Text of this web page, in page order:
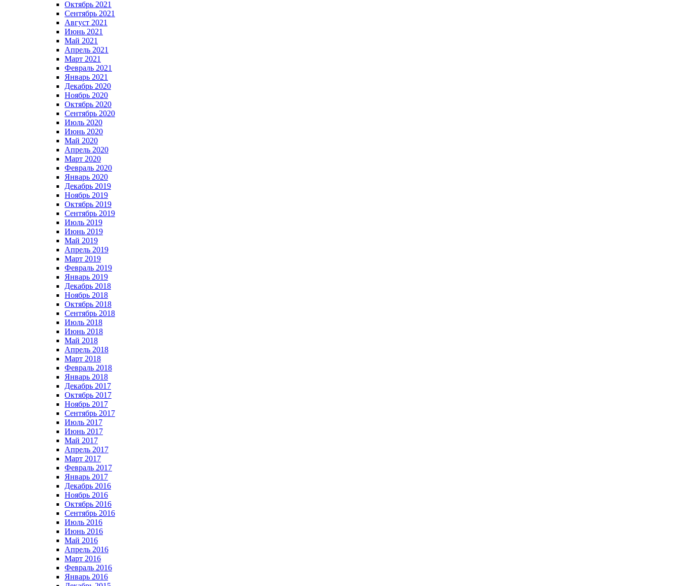
Октябрь 2021
Сентябрь 2021
Август 2021
Июнь 2021
Май 2021
Апрель 2021
Март 2021
Февраль 2021
Январь 2021
Декабрь 2020
Ноябрь 2020
Октябрь 2020
Сентябрь 2020
Июль 2020
Июнь 2020
Май 2020
Апрель 2020
Март 2020
Февраль 2020
Январь 2020
Декабрь 2019
Ноябрь 2019
Октябрь 2019
Сентябрь 2019
Июль 2019
Июнь 2019
Май 2019
Апрель 2019
Март 2019
Февраль 2019
Январь 2019
Декабрь 2018
Ноябрь 2018
Октябрь 2018
Сентябрь 2018
Июль 2018
Июнь 2018
Май 2018
Апрель 2018
Март 2018
Февраль 2018
Январь 2018
Декабрь 2017
Октябрь 2017
Ноябрь 2017
Сентябрь 2017
Июль 2017
Июнь 2017
Май 2017
Апрель 2017
Март 2017
Февраль 2017
Январь 2017
Декабрь 2016
Ноябрь 2016
Октябрь 2016
Сентябрь 2016
Июль 2016
Июнь 2016
Май 2016
Апрель 2016
Март 2016
Февраль 2016
Январь 2016